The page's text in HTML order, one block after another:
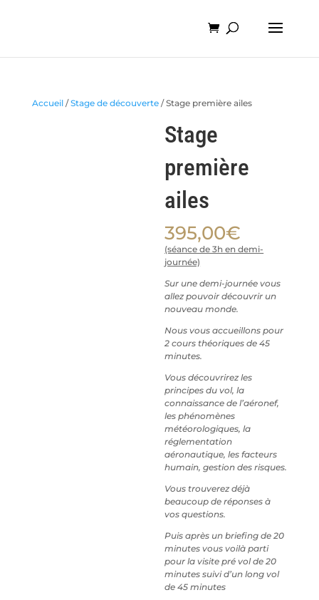
Accueil/Stage de découverte/ Stage première ailes
Stage
première
ailes
395,00€
(séance de 3h en demi-
journée)
Sur une demi-journée vous
allez pouvoir découvrir un
nouveau monde.
Nous vous accueillons pour
2 cours théoriques de 45
minutes.
Vous découvrirez les
principes du vol, la
connaissance de l’aéronef,
les phénomènes
météorologiques, la
réglementation
aéronautique, les facteurs
humain, gestion des risques.
Vous trouverez déjà
beaucoup de réponses à
vos questions.
Puis après un briefing de 20
minutes vous voilà parti
pour la visite pré vol de 20
minutes suivi d’un long vol
de 45 minutes